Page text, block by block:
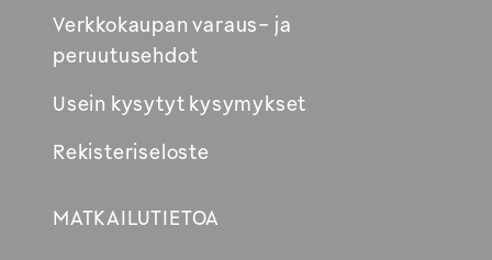
Verkkokaupan varaus- ja
peruutusehdot
Usein kysytyt kysymykset
Rekisteriseloste
MATKAILUTIETOA